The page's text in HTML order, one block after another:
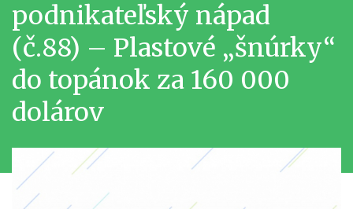
podnikateľský nápad
(č.88) – Plastové „šnúrky“
do topánok za 160 000
dolárov